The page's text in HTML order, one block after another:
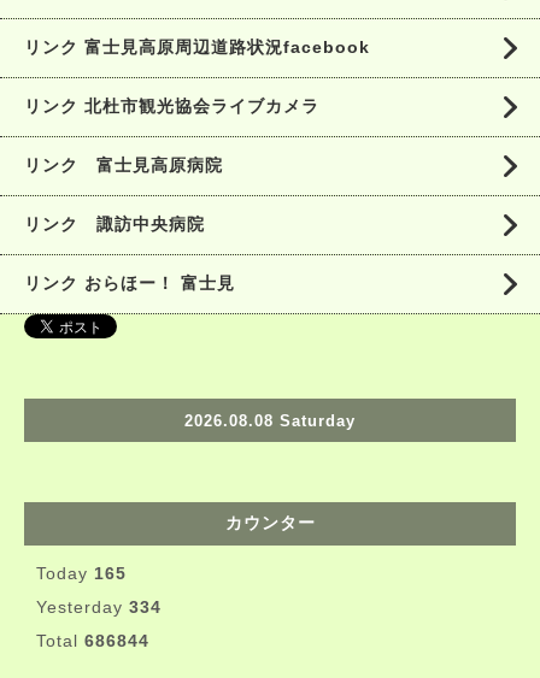
リンク 富士見高原周辺道路状況facebook
リンク 北杜市観光協会ライブカメラ
リンク 富士見高原病院
リンク 諏訪中央病院
リンク おらほー！ 富士見
2026.08.08 Saturday
カウンター
Today 165
Yesterday 334
Total 686844